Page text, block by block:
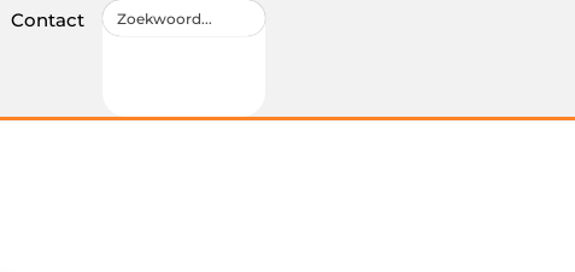
Contact